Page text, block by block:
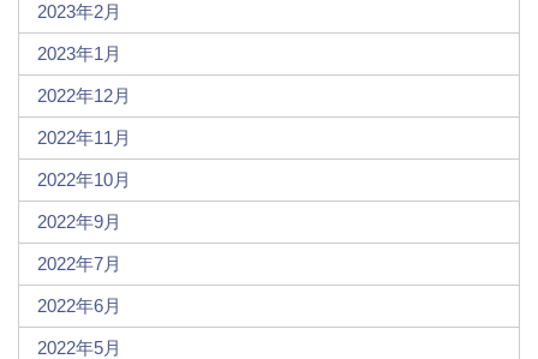
2023年2月
2023年1月
2022年12月
2022年11月
2022年10月
2022年9月
2022年7月
2022年6月
2022年5月